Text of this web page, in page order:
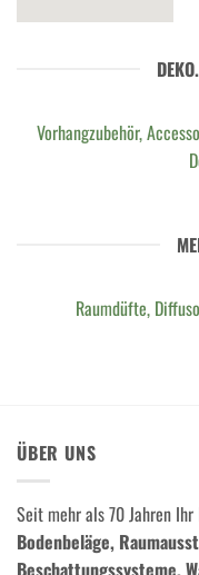
Vorhangzubehör,
Raumdüfte,
ÜBER UNS
Seit mehr als 70 Jahren
Bodenbeläge,
Beschattungssysteme,